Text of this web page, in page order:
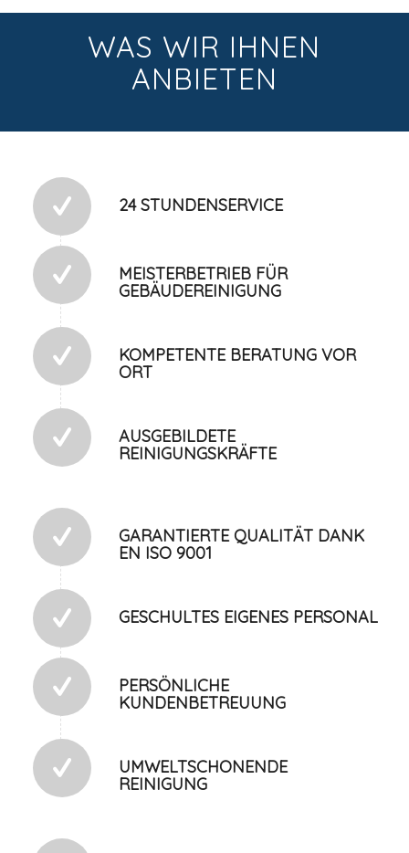
WAS WIR IHNEN
ANBIETEN
24 STUNDENSERVICE
MEISTERBETRIEB FÜR
GEBÄUDEREINIGUNG
KOMPETENTE BERATUNG VOR
ORT
AUSGEBILDETE
REINIGUNGSKRÄFTE
GARANTIERTE QUALITÄT DANK
EN ISO 9001
GESCHULTES EIGENES PERSONAL
PERSÖNLICHE
KUNDENBETREUUNG
UMWELTSCHONENDE
REINIGUNG